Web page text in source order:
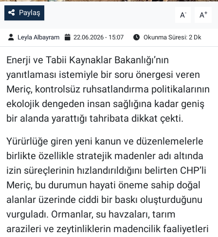
Paylaş A- A+
Leyla Albayram 22.06.2026 - 15:07 Okunma Süresi: 2 Dk
Enerji ve Tabii Kaynaklar Bakanlığı’nın
yanıtlaması istemiyle bir soru önergesi veren
Meriç, kontrolsüz ruhsatlandırma politikalarının
ekolojik dengeden insan sağlığına kadar geniş
bir alanda yarattığı tahribata dikkat çekti.
Yürürlüğe giren yeni kanun ve düzenlemelerle
birlikte özellikle stratejik madenler adı altında
izin süreçlerinin hızlandırıldığını belirten CHP’li
Meriç, bu durumun hayati öneme sahip doğal
alanlar üzerinde ciddi bir baskı oluşturduğunu
vurguladı. Ormanlar, su havzaları, tarım
arazileri ve zeytinliklerin madencilik faaliyetleri